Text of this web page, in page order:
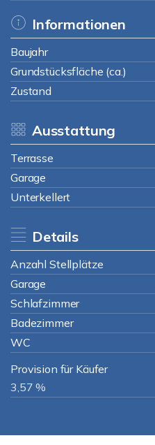
Informationen
Baujahr
Grundstücksfläche (ca.)
Zustand
Ausstattung
Terrasse
Garage
Unterkellert
Details
Anzahl Stellplätze
Garage
Schlafzimmer
Badezimmer
WC
Provision für Käufer
3,57 %